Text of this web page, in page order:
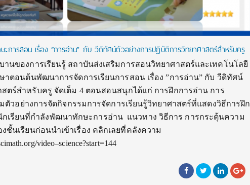
การสอน เรื่อง “การอ่าน” กับ วีดิทัศน์ตัวอย่างการปฏิบัติการวิทยาศาสตร์สำหรับครู
นของการเรียนรู้ สถาบันส่งเสริมการสอนวิทยาศาสตร์และเทคโนโลยี
ตอนต้นพัฒนาการจัดการเรียนการสอน เรื่อง ”การอ่าน” กับ วีดิทัศน์
ตร์สำหรับครู จัดเต็ม 4 ตอนสอนสนุกได้แก่ การฝึกการอ่าน การ
วอย่างการจัดกิจกรรมการจัดการเรียนรู้วิทยาศาสตร์ที่แสดงวิธีการฝึก
เรียนที่กำลังพัฒนาทักษะการอ่าน แนวทาง วิธีการ การกระตุ้นความ
ชั้นเรียนก่อนนำเข้าเรื่อง คลิกเลยที่คลังความ
video–science?start=144